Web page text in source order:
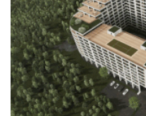
Հայհիդրոմետի
Արտակարգ դեպք՝